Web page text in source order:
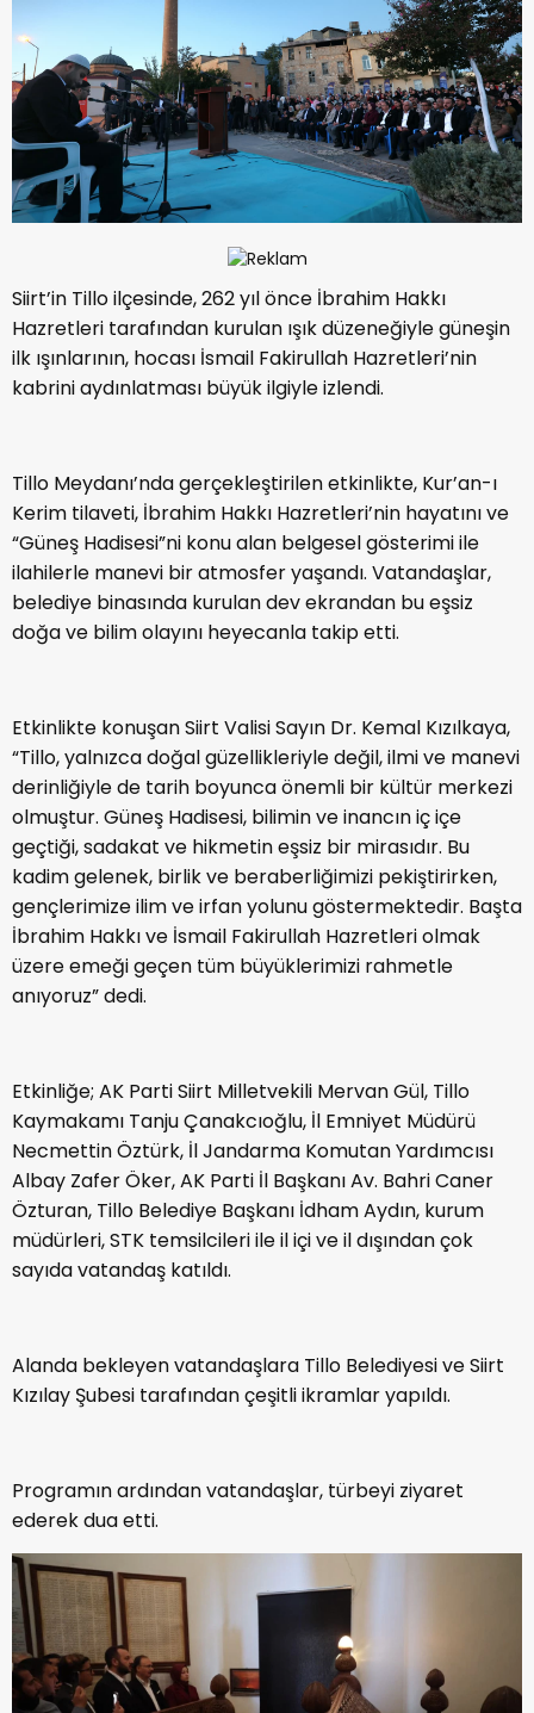
Siirt’in Tillo ilçesinde, 262 yıl önce İbrahim Hakkı
Hazretleri tarafından kurulan ışık düzeneğiyle güneşin
ilk ışınlarının, hocası İsmail Fakirullah Hazretleri’nin
kabrini aydınlatması büyük ilgiyle izlendi.
Tillo Meydanı’nda gerçekleştirilen etkinlikte, Kur’an-ı
Kerim tilaveti, İbrahim Hakkı Hazretleri’nin hayatını ve
“Güneş Hadisesi”ni konu alan belgesel gösterimi ile
ilahilerle manevi bir atmosfer yaşandı. Vatandaşlar,
belediye binasında kurulan dev ekrandan bu eşsiz
doğa ve bilim olayını heyecanla takip etti.
Etkinlikte konuşan Siirt Valisi Sayın Dr. Kemal Kızılkaya,
“Tillo, yalnızca doğal güzellikleriyle değil, ilmi ve manevi
derinliğiyle de tarih boyunca önemli bir kültür merkezi
olmuştur. Güneş Hadisesi, bilimin ve inancın iç içe
geçtiği, sadakat ve hikmetin eşsiz bir mirasıdır. Bu
kadim gelenek, birlik ve beraberliğimizi pekiştirirken,
gençlerimize ilim ve irfan yolunu göstermektedir. Başta
İbrahim Hakkı ve İsmail Fakirullah Hazretleri olmak
üzere emeği geçen tüm büyüklerimizi rahmetle
anıyoruz” dedi.
Etkinliğe; AK Parti Siirt Milletvekili Mervan Gül, Tillo
Kaymakamı Tanju Çanakcıoğlu, İl Emniyet Müdürü
Necmettin Öztürk, İl Jandarma Komutan Yardımcısı
Albay Zafer Öker, AK Parti İl Başkanı Av. Bahri Caner
Özturan, Tillo Belediye Başkanı İdham Aydın, kurum
müdürleri, STK temsilcileri ile il içi ve il dışından çok
sayıda vatandaş katıldı.
Alanda bekleyen vatandaşlara Tillo Belediyesi ve Siirt
Kızılay Şubesi tarafından çeşitli ikramlar yapıldı.
Programın ardından vatandaşlar, türbeyi ziyaret
ederek dua etti.